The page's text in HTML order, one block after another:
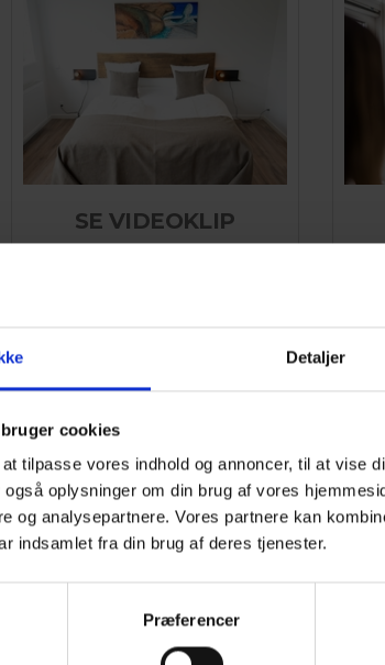
Detaljer
cookies
tilpasse vores indhold og annoncer, til at vise
oplysninger om din brug af vores
og analysepartnere. Vores partnere kan
indsamlet fra din brug af deres tjenester.
Præferencer
SE VIDEOKLIP
Læs mere